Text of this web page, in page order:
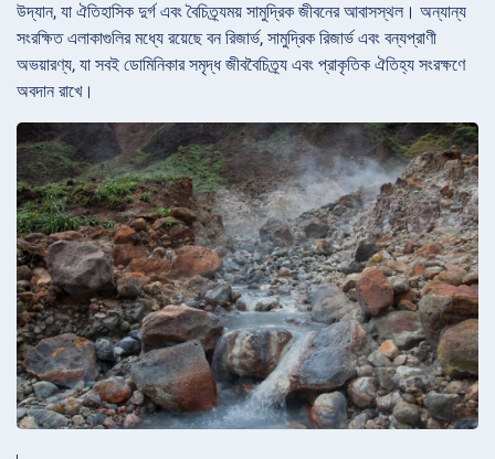
উদ্যান, যা ঐতিহাসিক দুর্গ এবং বৈচিত্র্যময় সামুদ্রিক জীবনের আবাসস্থল। অন্যান্য
সংরক্ষিত এলাকাগুলির মধ্যে রয়েছে বন রিজার্ভ, সামুদ্রিক রিজার্ভ এবং বন্যপ্রাণী
অভয়ারণ্য, যা সবই ডোমিনিকার সমৃদ্ধ জীববৈচিত্র্য এবং প্রাকৃতিক ঐতিহ্য সংরক্ষণে
অবদান রাখে।